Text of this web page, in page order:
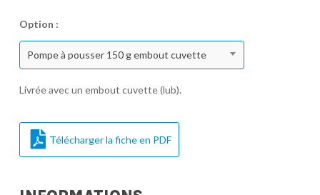
Option :
Pompe à pousser 150 g embout cuvette
Livrée avec un embout cuvette (lub).
Télécharger la fiche en PDF